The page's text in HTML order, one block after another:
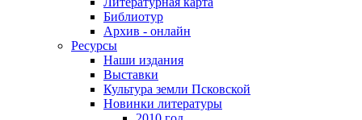
Библиотур
Архив - онлайн
Ресурсы
Наши издания
Выставки
Культура земли Псковской
Новинки литературы